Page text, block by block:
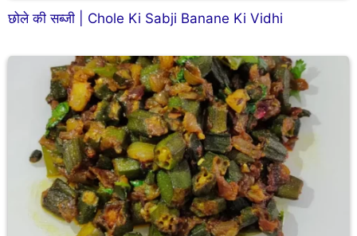
छोले की सब्जी | Chole Ki Sabji Banane Ki Vidhi